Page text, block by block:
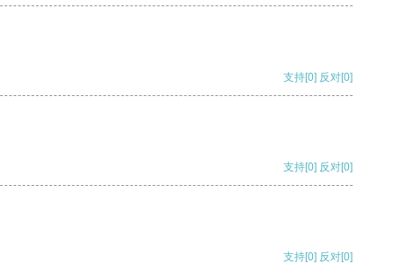
支持[0] 反对[0]
支持[0] 反对[0]
支持[0] 反对[0]